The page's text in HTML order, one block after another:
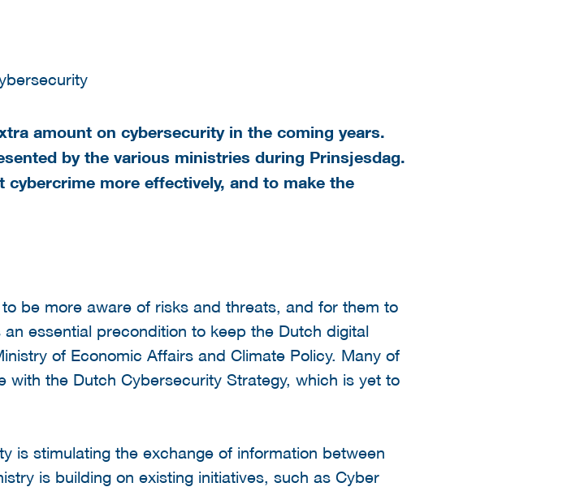
amount on cybersecurity in the coming years.
by the various ministries during Prinsjesdag.
more effectively, and to make the
be more aware of risks and threats, and for them to
essential precondition to keep the Dutch digital
of Economic Affairs and Climate Policy. Many of
with the Dutch Cybersecurity Strategy, which is yet to
is stimulating the exchange of information between
is building on existing initiatives, such as Cyber